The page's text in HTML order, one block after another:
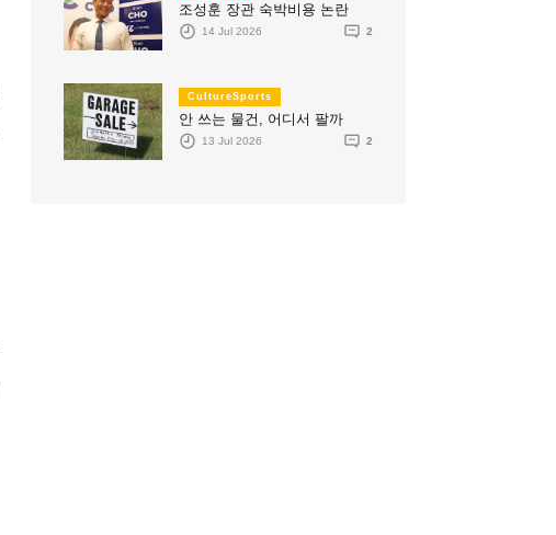
조성훈 장관 숙박비용 논란
14 Jul 2026 2
CultureSports
안 쓰는 물건, 어디서 팔까
13 Jul 2026 2